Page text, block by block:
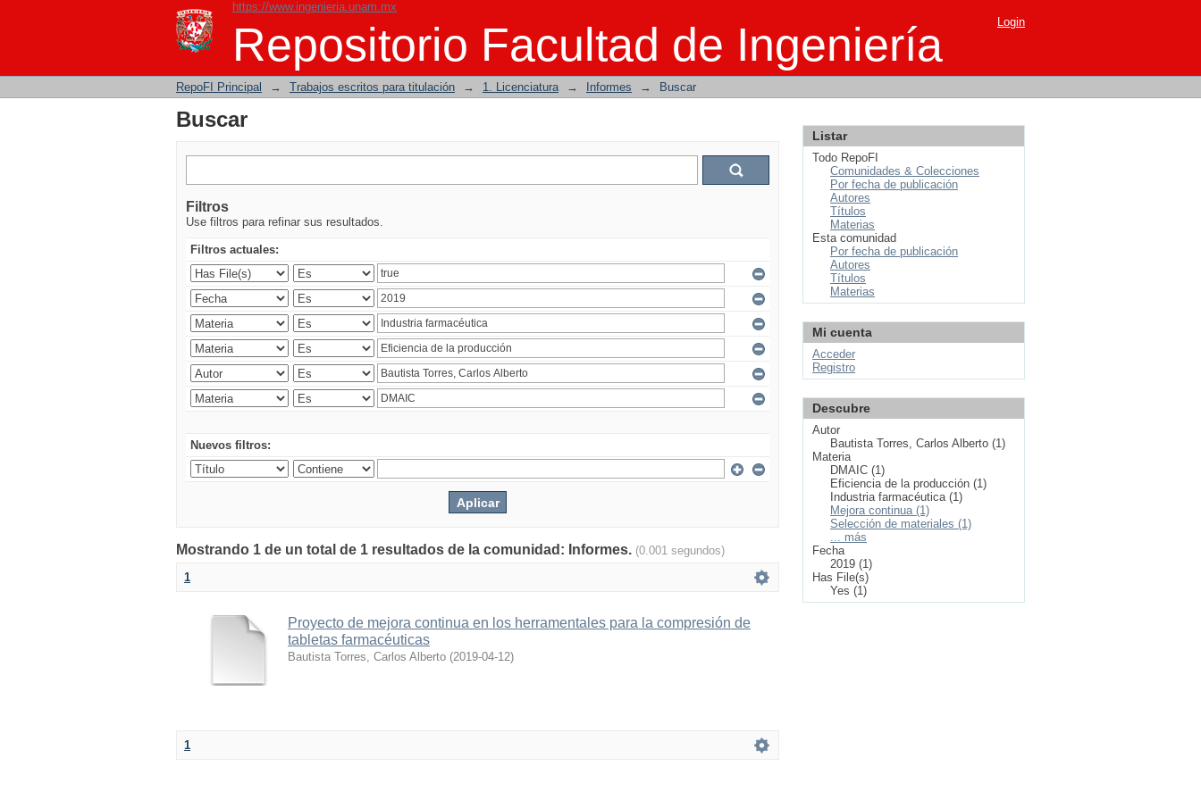
https://www.ingenieria.unam.mx
Repositorio Facultad de Ingeniería
Buscar Login
RepoFI Principal → Trabajos escritos para titulación → 1. Licenciatura → Informes → Buscar
Buscar
Filtros
Use filtros para refinar sus resultados.
Filtros actuales:
Nuevos filtros:
Mostrando 1 de un total de 1 resultados de la comunidad: Informes. (0.001 segundos)
1
Proyecto de mejora continua en los herramentales para la compresión de
tabletas farmacéuticas
Bautista Torres, Carlos Alberto (2019-04-12)
1
Listar
Todo RepoFI
Comunidades & Colecciones
Por fecha de publicación
Autores
Títulos
Materias
Esta comunidad
Por fecha de publicación
Autores
Títulos
Materias
Mi cuenta
Acceder
Registro
Descubre
Autor
Bautista Torres, Carlos Alberto (1)
Materia
DMAIC (1)
Eficiencia de la producción (1)
Industria farmacéutica (1)
Mejora continua (1)
Selección de materiales (1)
... más
Fecha
2019 (1)
Has File(s)
Yes (1)